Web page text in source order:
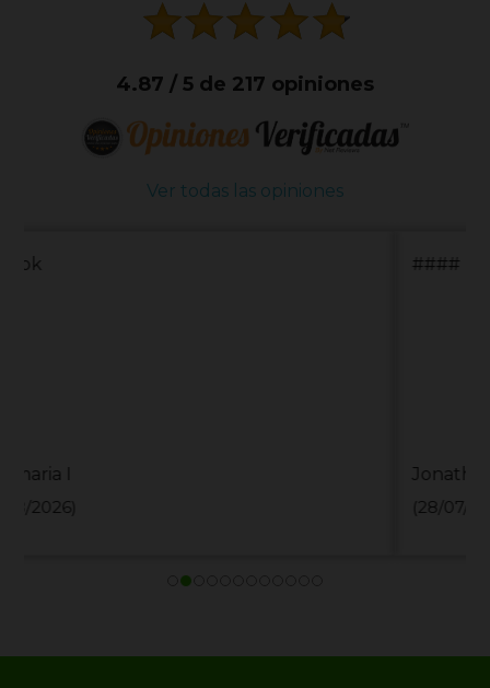
4.87 / 5 de 217 opiniones
Ver todas las opiniones
Jonathan J
(28/07/2026)